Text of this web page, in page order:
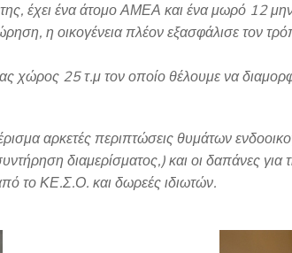
της, έχει ένα άτομο ΑΜΕΑ και ένα μωρό 12
η οικογένεια πλέον εξασφάλισε τον
χώρος 25 τ.μ τον οποίο θέλουμε να
αρκετές περιπτώσεις θυμάτων
διαμερίσματος,) και οι δαπάνες
το ΚΕ.Σ.Ο. και δωρεές ιδιωτών.